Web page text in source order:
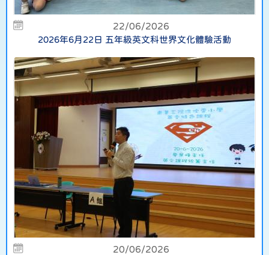
22/06/2026
2026年6月22日 五年級英文科世界文化體驗活動
20/06/2026